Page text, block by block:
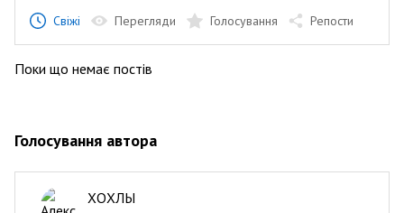
Свіжі Перегляди Голосування Репости
Поки що немає постів
Голосування автора
ХОХЛЫ